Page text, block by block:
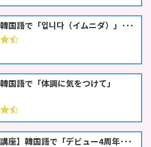
国語で「입니다（イムニダ）」･･･
国語で「体調に気をつけて」
講座】韓国語で「デビュー4周年･･･